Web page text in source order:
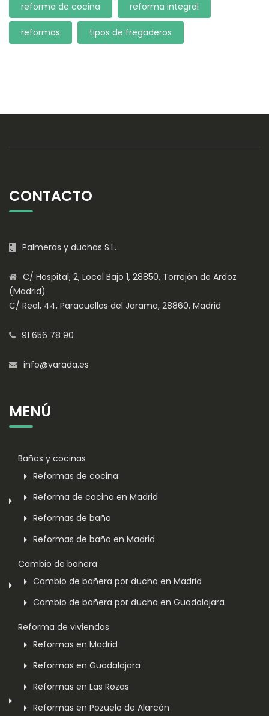
reforma de cocina reforma integral
reformas tipos de fregaderos
CONTACTO
Palmeras y duchas S.L.
C/ Hospital, 2, Local Bajo 1, 28850, Torrejón de Ardoz
(Madrid)
C/ Real, 44, Paracuellos del Jarama, 28860, Madrid
91 656 78 90
info@varada.es
MENÚ
Baños y cocinas
Reformas de cocina
Reforma de cocina en Madrid
Reformas de baño
Reformas de baño en Madrid
Cambio de bañera
Cambio de bañera por ducha en Madrid
Cambio de bañera por ducha en Guadalajara
Reforma de viviendas
Reformas en Madrid
Reformas en Guadalajara
Reformas en Las Rozas
Reformas en Pozuelo de Alarcón